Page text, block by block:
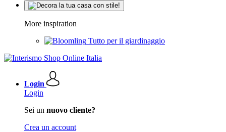
More inspiration
Tutto per il giardinaggio
Login
Login
Sei un nuovo cliente?
Crea un account